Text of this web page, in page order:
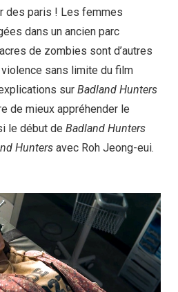
des paris ! Les femmes
dans un ancien parc
de zombies sont d’autres
sans limite du film
sur Badland Hunters
de mieux appréhender le
le début de Badland Hunters
Hunters avec Roh Jeong-eui.